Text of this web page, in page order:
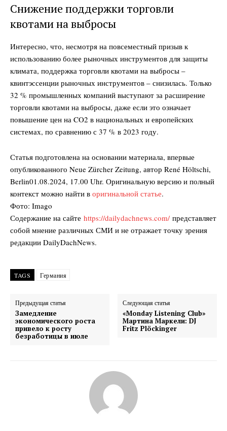
DailyDachNews
Magazine PRO
Снижение поддержки торговли
квотами на выбросы
Интересно, что, несмотря на повсеместный призыв к
использованию более рыночных инструментов для защиты
климата, поддержка торговли квотами на выбросы –
квинтэссенции рыночных инструментов – снизилась. Только
32 % промышленных компаний выступают за расширение
торговли квотами на выбросы, даже если это означает
повышение цен на CO2 в национальных и европейских
системах, по сравнению с 37 % в 2023 году.
Статья подготовлена на основании материала, впервые
опубликованного Neue Zürcher Zeitung, автор René Höltschi,
Berlin01.08.2024, 17.00 Uhr. Оригинальную версию и полный
контекст можно найти в оригинальной статье.
Фото: Imago
Содержание на сайте https://dailydachnews.com/представляет
собой мнение различных СМИ и не отражает точку зрения
редакции DailyDachNews.
TAGS Германия
Предыдущая статья
Замедление
экономического роста
привело к росту
безработицы в июле
Следующая статья
«Monday Listening Club»
Мартина Маркели: DJ
Fritz Plöckinger